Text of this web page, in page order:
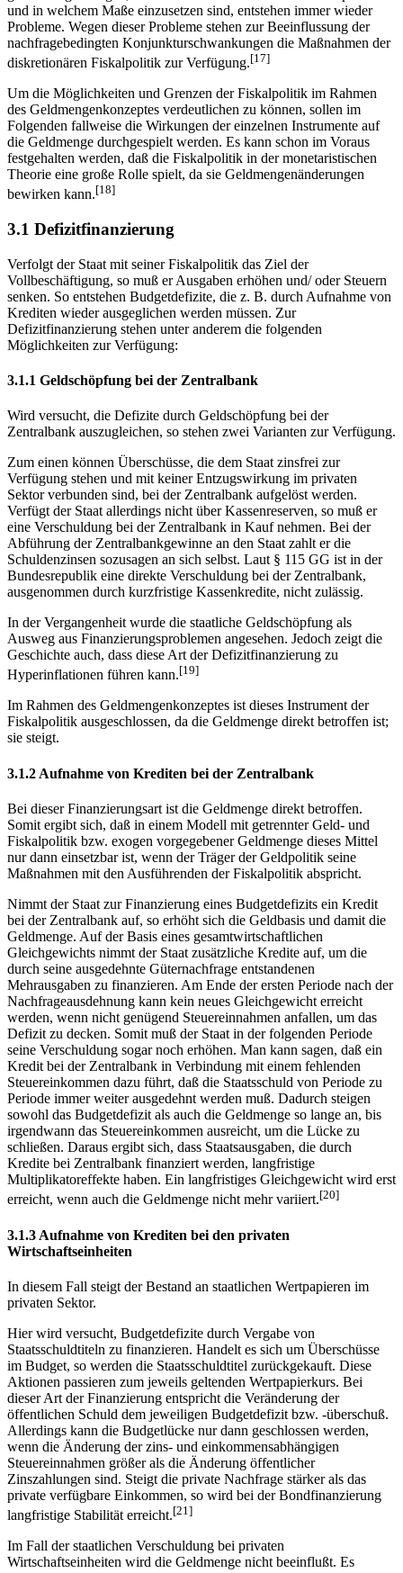
und in welchem Maße einzusetzen sind, entstehen immer wieder
Probleme. Wegen dieser Probleme stehen zur Beeinflussung der
nachfragebedingten Konjunkturschwankungen die Maßnahmen der
diskretionären Fiskalpolitik zur Verfügung.[17]
Um die Möglichkeiten und Grenzen der Fiskalpolitik im Rahmen
des Geldmengenkonzeptes verdeutlichen zu können, sollen im
Folgenden fallweise die Wirkungen der einzelnen Instrumente auf
die Geldmenge durchgespielt werden. Es kann schon im Voraus
festgehalten werden, daß die Fiskalpolitik in der monetaristischen
Theorie eine große Rolle spielt, da sie Geldmengenänderungen
bewirken kann.[18]
3.1 Defizitfinanzierung
Verfolgt der Staat mit seiner Fiskalpolitik das Ziel der
Vollbeschäftigung, so muß er Ausgaben erhöhen und/ oder Steuern
senken. So entstehen Budgetdefizite, die z. B. durch Aufnahme von
Krediten wieder ausgeglichen werden müssen. Zur
Defizitfinanzierung stehen unter anderem die folgenden
Möglichkeiten zur Verfügung:
3.1.1 Geldschöpfung bei der Zentralbank
Wird versucht, die Defizite durch Geldschöpfung bei der
Zentralbank auszugleichen, so stehen zwei Varianten zur Verfügung.
Zum einen können Überschüsse, die dem Staat zinsfrei zur
Verfügung stehen und mit keiner Entzugswirkung im privaten
Sektor verbunden sind, bei der Zentralbank aufgelöst werden.
Verfügt der Staat allerdings nicht über Kassenreserven, so muß er
eine Verschuldung bei der Zentralbank in Kauf nehmen. Bei der
Abführung der Zentralbankgewinne an den Staat zahlt er die
Schuldenzinsen sozusagen an sich selbst. Laut § 115 GG ist in der
Bundesrepublik eine direkte Verschuldung bei der Zentralbank,
ausgenommen durch kurzfristige Kassenkredite, nicht zulässig.
In der Vergangenheit wurde die staatliche Geldschöpfung als
Ausweg aus Finanzierungsproblemen angesehen. Jedoch zeigt die
Geschichte auch, dass diese Art der Defizitfinanzierung zu
Hyperinflationen führen kann.[19]
Im Rahmen des Geldmengenkonzeptes ist dieses Instrument der
Fiskalpolitik ausgeschlossen, da die Geldmenge direkt betroffen ist;
sie steigt.
3.1.2 Aufnahme von Krediten bei der Zentralbank
Bei dieser Finanzierungsart ist die Geldmenge direkt betroffen.
Somit ergibt sich, daß in einem Modell mit getrennter Geld- und
Fiskalpolitik bzw. exogen vorgegebener Geldmenge dieses Mittel
nur dann einsetzbar ist, wenn der Träger der Geldpolitik seine
Maßnahmen mit den Ausführenden der Fiskalpolitik abspricht.
Nimmt der Staat zur Finanzierung eines Budgetdefizits ein Kredit
bei der Zentralbank auf, so erhöht sich die Geldbasis und damit die
Geldmenge. Auf der Basis eines gesamtwirtschaftlichen
Gleichgewichts nimmt der Staat zusätzliche Kredite auf, um die
durch seine ausgedehnte Güternachfrage entstandenen
Mehrausgaben zu finanzieren. Am Ende der ersten Periode nach der
Nachfrageausdehnung kann kein neues Gleichgewicht erreicht
werden, wenn nicht genügend Steuereinnahmen anfallen, um das
Defizit zu decken. Somit muß der Staat in der folgenden Periode
seine Verschuldung sogar noch erhöhen. Man kann sagen, daß ein
Kredit bei der Zentralbank in Verbindung mit einem fehlenden
Steuereinkommen dazu führt, daß die Staatsschuld von Periode zu
Periode immer weiter ausgedehnt werden muß. Dadurch steigen
sowohl das Budgetdefizit als auch die Geldmenge so lange an, bis
irgendwann das Steuereinkommen ausreicht, um die Lücke zu
schließen. Daraus ergibt sich, dass Staatsausgaben, die durch
Kredite bei Zentralbank finanziert werden, langfristige
Multiplikatoreffekte haben. Ein langfristiges Gleichgewicht wird erst
erreicht, wenn auch die Geldmenge nicht mehr variiert.[20]
3.1.3 Aufnahme von Krediten bei den privaten
Wirtschaftseinheiten
In diesem Fall steigt der Bestand an staatlichen Wertpapieren im
privaten Sektor.
Hier wird versucht, Budgetdefizite durch Vergabe von
Staatsschuldtiteln zu finanzieren. Handelt es sich um Überschüsse
im Budget, so werden die Staatsschuldtitel zurückgekauft. Diese
Aktionen passieren zum jeweils geltenden Wertpapierkurs. Bei
dieser Art der Finanzierung entspricht die Veränderung der
öffentlichen Schuld dem jeweiligen Budgetdefizit bzw. -überschuß.
Allerdings kann die Budgetlücke nur dann geschlossen werden,
wenn die Änderung der zins- und einkommensabhängigen
Steuereinnahmen größer als die Änderung öffentlicher
Zinszahlungen sind. Steigt die private Nachfrage stärker als das
private verfügbare Einkommen, so wird bei der Bondfinanzierung
langfristige Stabilität erreicht.[21]
Im Fall der staatlichen Verschuldung bei privaten
Wirtschaftseinheiten wird die Geldmenge nicht beeinflußt. Es